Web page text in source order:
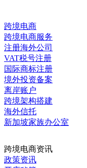
跨境电商
跨境电商服务
注册海外公司
VAT税号注册
国际商标注册
境外投资备案
离岸账户
跨境架构搭建
海外信托
新加坡家族办公室
跨境电商资讯
政策资讯